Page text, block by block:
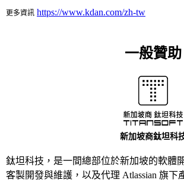
更多資訊 https://www.kdan.com/zh-tw
一般贊助
新加坡商鈦坦科
鈦坦科技，是一間總部位於新加坡的軟體
客製開發與維護，以及代理 Atlassian 旗下